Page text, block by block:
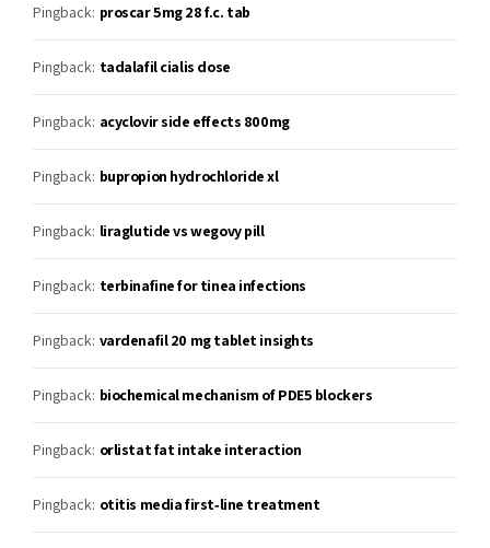
Pingback: proscar 5mg 28 f.c. tab
Pingback: tadalafil cialis dose
Pingback: acyclovir side effects 800mg
Pingback: bupropion hydrochloride xl
Pingback: liraglutide vs wegovy pill
Pingback: terbinafine for tinea infections
Pingback: vardenafil 20 mg tablet insights
Pingback: biochemical mechanism of PDE5 blockers
Pingback: orlistat fat intake interaction
Pingback: otitis media first‑line treatment